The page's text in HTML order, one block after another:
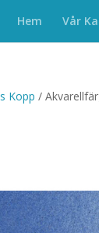
Hem Vår
Kopp /